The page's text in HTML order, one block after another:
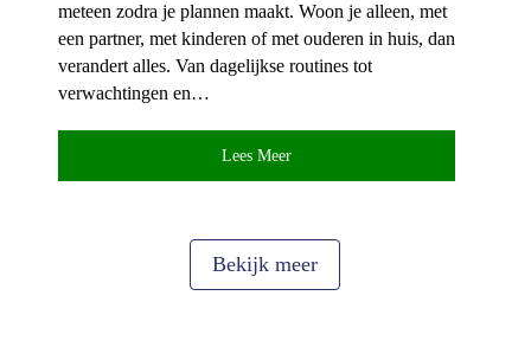
meteen zodra je plannen maakt.​ Woon je alleen, met
een partner, met kinderen of met ouderen in huis, dan
verandert alles.​ Van dagelijkse routines tot
verwachtingen en…
Lees Meer
Bekijk meer